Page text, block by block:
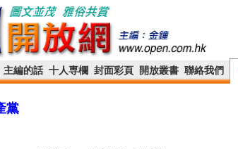
主編的話 十人専欄 封面彩頁 開放叢書 聯絡我們
黨